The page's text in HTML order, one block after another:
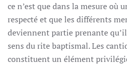
ce n’est que dans la mesure où
respecté et que les différents
deviennent partie prenante
sens du rite baptismal. Les
constituent un élément